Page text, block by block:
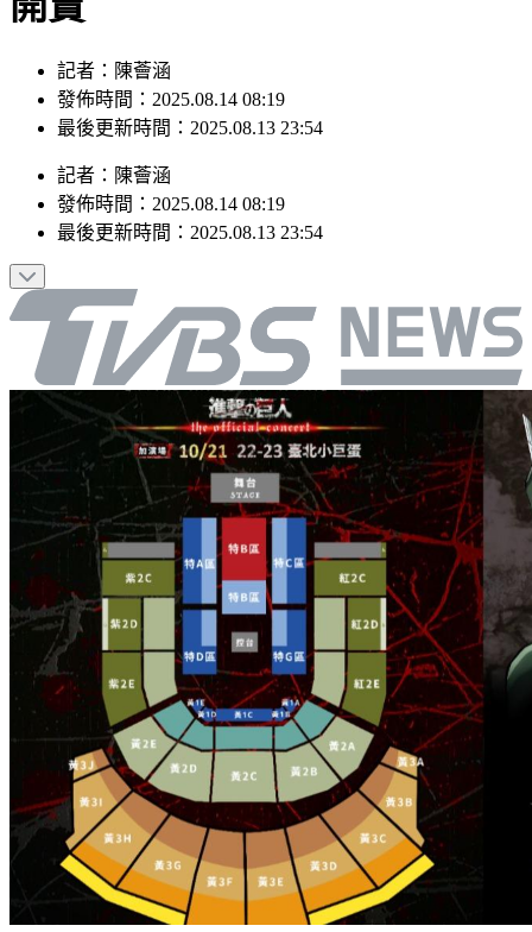
發佈時間：2025.08.14 08:19
最後更新時間：2025.08.13 23:54
發佈時間：2025.08.14 08:19
最後更新時間：2025.08.13 23:54